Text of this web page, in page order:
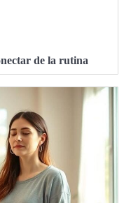
de la rutina